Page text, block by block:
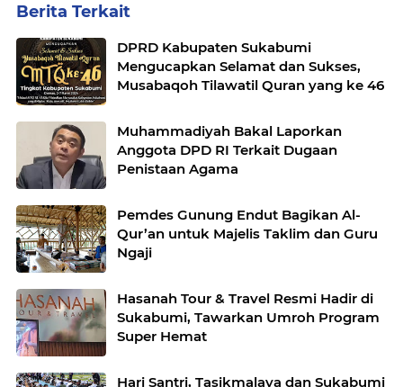
Berita Terkait
DPRD Kabupaten Sukabumi
Mengucapkan Selamat dan Sukses,
Musabaqoh Tilawatil Quran yang ke 46
Muhammadiyah Bakal Laporkan
Anggota DPD RI Terkait Dugaan
Penistaan Agama
Pemdes Gunung Endut Bagikan Al-
Qur’an untuk Majelis Taklim dan Guru
Ngaji
Hasanah Tour & Travel Resmi Hadir di
Sukabumi, Tawarkan Umroh Program
Super Hemat
Hari Santri, Tasikmalaya dan Sukabumi